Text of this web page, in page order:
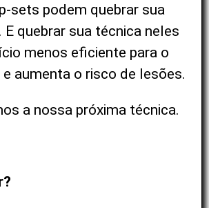
sets podem quebrar sua
E quebrar sua técnica neles
menos eficiente para o
aumenta o risco de lesões.
a nossa próxima técnica.